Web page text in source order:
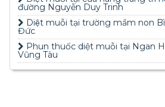
đường Nguyễn Duy Trinh
Diệt muỗi tại trường mầm non
Đức
Phun thuốc diệt muỗi tại Ngan
Vũng Tàu